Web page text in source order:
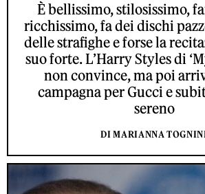
È bellissimo, stilosissimo,
ricchissimo, fa dei dischi
delle strafighe e forse la
suo forte. L’Harry Styles di
non convince, ma poi
campagna per Gucci e
sereno
DI MARIANNA